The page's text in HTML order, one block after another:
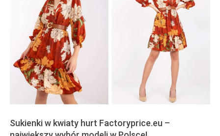
Sukienki w kwiaty hurt Factoryprice.eu –